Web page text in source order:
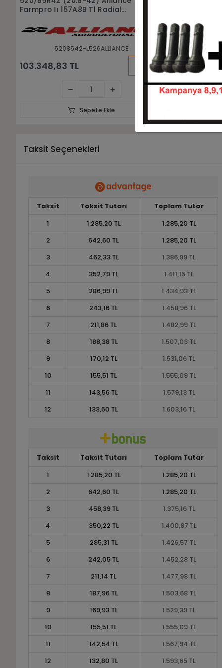
148A8(148B) Tm700 Tl Radyal
5207034-LTRELLEBORG0052
93.732,00 TL KARGO
BEDAVA
Sepete Ekle
Agrıstar
Taksit Seçenekleri
Taksit Taksit Tutarı
Toplam Tutar
1
1.285,20 TL
1.285,20 TL
2
642,60 TL
1.285,20 TL
3
462,33 TL
1.386,99 TL
4
352,79 TL
1.411,15 TL
5
286,99 TL
1.434,93 TL
6
243,16 TL
1.458,96 TL
7
211,86 TL
1.482,99 TL
8
188,38 TL
1.507,03 TL
9
170,12 TL
1.531,06 TL
10
155,51 TL
1.555,09 TL
11
143,56 TL
1.579,13 TL
12
133,60 TL 1.603,16 TL
Taksit Taksit Tutarı
Toplam Tutar
1
1.285,20 TL
1.285,20 TL
2
642,60 TL
1.285,20 TL
3
458,39 TL
1.375,16 TL
4
350,22 TL
1.400,87 TL
5
285,31 TL
1.426,57 TL
6
242,05 TL
1.452,28 TL
7
211,14 TL
1.477,98 TL
8
187,96 TL
1.503,68 TL
9
169,93 TL
1.529,39 TL
10
155,51 TL
1.555,09 TL
11
142,54 TL
1.567,94 TL
12
132,80 TL 1.593,65 TL